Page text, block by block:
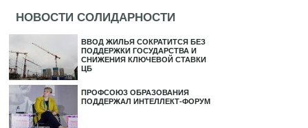
НОВОСТИ СОЛИДАРНОСТИ
ВВОД ЖИЛЬЯ СОКРАТИТСЯ БЕЗ
ПОДДЕРЖКИ ГОСУДАРСТВА И
СНИЖЕНИЯ КЛЮЧЕВОЙ СТАВКИ
ЦБ
ПРОФСОЮЗ ОБРАЗОВАНИЯ
ПОДДЕРЖАЛ ИНТЕЛЛЕКТ-ФОРУМ